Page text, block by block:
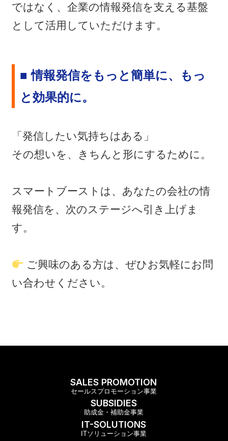
ではなく、企業の情報発信を支える基盤
として活用していただけます。
■ 情報発信をもっと簡単に、もっ
と効果的に。
「発信したい気持ちはある」
その想いを、きちんと形にするために。
スマートブーストは、あなたの会社の情
報発信を、次のステージへ引き上げま
す。
ご興味のある方は、ぜひお気軽にお問
い合わせください。
SALES PROMOTION
セールスプロモーション事業
SUBSIDIES
助成金・補助金事業
IT-SOLUTIONS
ITソリューション事業